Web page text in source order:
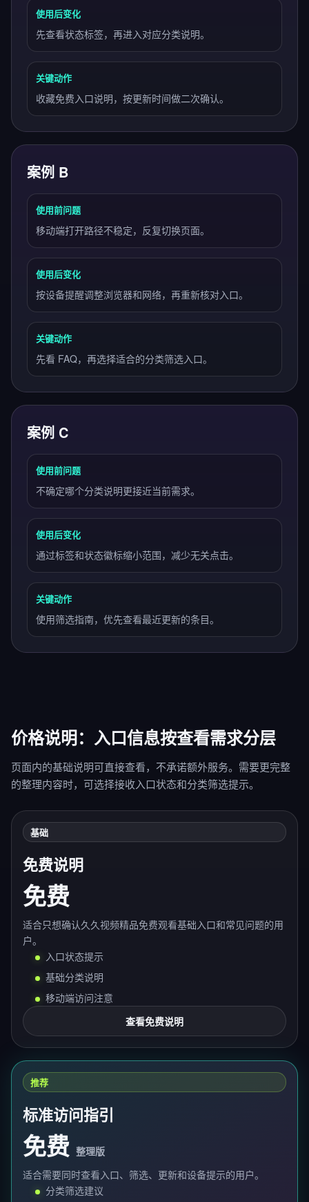
使用后变化
先查看状态标签，再进入对应分类说明。
关键动作
收藏免费入口说明，按更新时间做二次确认。
案例 B
使用前问题
移动端打开路径不稳定，反复切换页面。
使用后变化
按设备提醒调整浏览器和网络，再重新核对入口。
关键动作
先看 FAQ，再选择适合的分类筛选入口。
案例 C
使用前问题
不确定哪个分类说明更接近当前需求。
使用后变化
通过标签和状态徽标缩小范围，减少无关点击。
关键动作
使用筛选指南，优先查看最近更新的条目。
价格说明：入口信息按查看需求分层
页面内的基础说明可直接查看，不承诺额外服务。需要更完整
的整理内容时，可选择接收入口状态和分类筛选提示。
基础
免费说明
免费
适合只想确认久久视频精品免费观看基础入口和常见问题的用
户。
入口状态提示
基础分类说明
移动端访问注意
查看免费说明
推荐
标准访问指引
免费 整理版
适合需要同时查看入口、筛选、更新和设备提示的用户。
分类筛选建议